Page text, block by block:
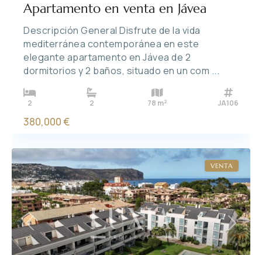
Apartamento en venta en Jávea
Descripción General Disfrute de la vida
mediterránea contemporánea en este
elegante apartamento en Jávea de 2
dormitorios y 2 baños, situado en un com ...
2 2 78 m2 JA106
380,000 €
Previous Next
VENTA